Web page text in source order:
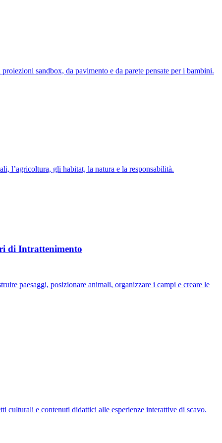
sandbox, da pavimento e da parete pensate per i bambini.
l’agricoltura, gli habitat, la natura e la responsabilità.
di Intrattenimento
paesaggi, posizionare animali, organizzare i campi e creare le
culturali e contenuti didattici alle esperienze interattive di scavo.